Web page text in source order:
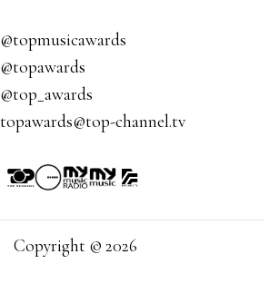
@topmusicawards
@topawards
@top_awards
topawards@top-channel.tv
Copyright © 2026